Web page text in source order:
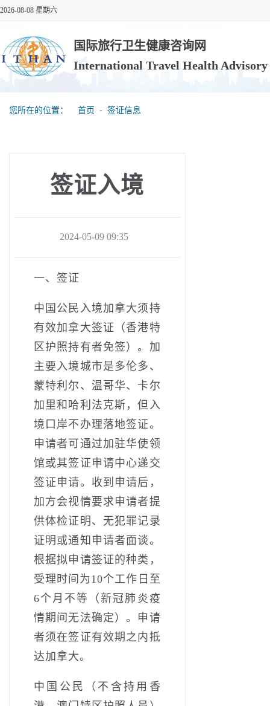
2026-08-08 星期六
国际旅行卫生健康咨询网
International Travel Health
您所在的位置： 首页 ‐ 签证信息
签证入境
2024-05-09 09:35
一、签证­
中国公民入境加拿大须持
有效加拿大签证（香港特
区护照持有者免签）。加
主要入境城市是多伦多、
蒙特利尔、温哥华、卡尔
加里和哈利法克斯，但入
境口岸不办理落地签证。
申请者可通过加驻华使领
馆或其签证申请中心递交
签证申请。收到申请后，
加方会视情要求申请者提
供体检证明、无犯罪记录
证明或通知申请者面谈。
根据拟申请签证的种类，
受理时间为10个工作日至
6个月不等（新冠肺炎疫
情期间无法确定）。申请
者须在签证有效期之内抵
达加拿大。
中国公民（不含持用香